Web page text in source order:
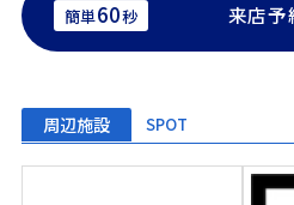
簡単60秒 来店予
周辺施設 SPOT